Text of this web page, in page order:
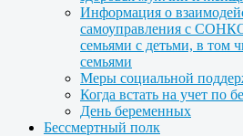
Информация о
самоуправления с
семьями с детьми, в том
семьями
Меры социальной
Когда встать на учет по
День беременных
Бессмертный полк